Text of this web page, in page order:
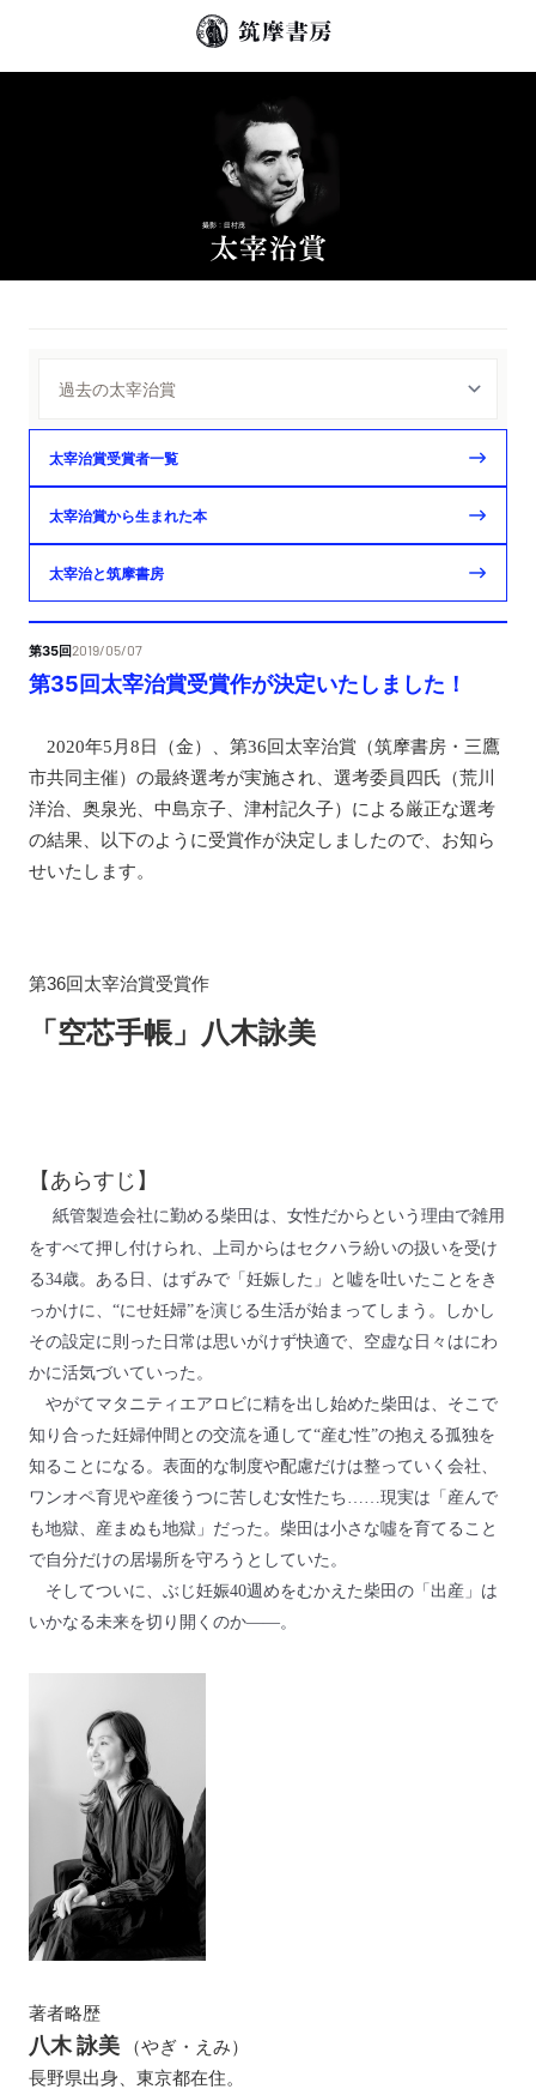
太宰治賞受賞者一覧
太宰治賞から生まれた本
太宰治と筑摩書房
第35回2019/05/07
第35回太宰治賞受賞作が決定いたしました！
2020年5月8日（金）、第36回太宰治賞（筑摩書房・三鷹
市共同主催）の最終選考が実施され、選考委員四氏（荒川
洋治、奥泉光、中島京子、津村記久子）による厳正な選考
の結果 、以下のように受賞作が決定しましたので、お知ら
せいたします。
第36回太宰治賞受賞作
「空芯手帳」八木詠美
【あらすじ】
紙管製造会社に勤める柴田は、女性だからという理由で雑用
をすべて押し付けられ、上司からはセクハラ紛いの扱いを受け
る34歳。ある日、はずみで「妊娠した」と嘘を吐いたことをき
っかけに、“にせ妊婦”を演じる生活が始まってしまう。しかし
その設定に則った日常は思いがけず快適で、空虚な日々はにわ
かに活気づいていった。
やがてマタニティエアロビに精を出し始めた柴田は、そこで
知り合った妊婦仲間との交流を通して“産む性”の抱える孤独を
知ることになる。表面的な制度や配慮だけは整っていく会社、
ワンオペ育児や産後うつに苦しむ女性たち……現実は「産んで
も地獄、産まぬも地獄」だった。柴田は小さな噓を育てること
で自分だけの居場所を守ろうとしていた。
そしてついに、ぶじ妊娠40週めをむかえた柴田の「出産」は
いかなる未来を切り開くのか――。
著者略歴
八木 詠美
（やぎ・えみ）
長野県出身、東京都在住。